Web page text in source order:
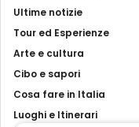
Ultime notizie
Tour ed Esperienze
Arte e cultura
Cibo e sapori
Cosa fare in Italia
Luoghi e Itinerari